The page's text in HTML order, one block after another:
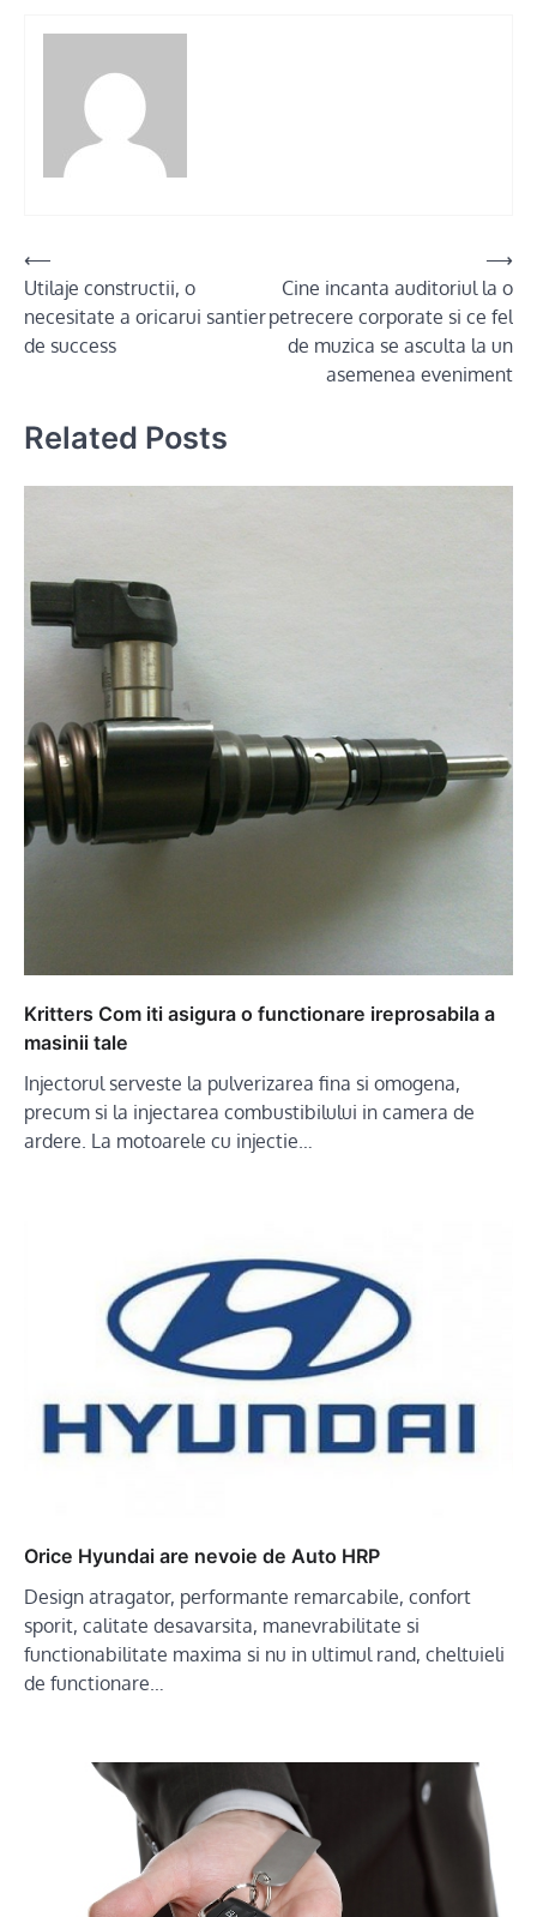
Post
navigation
⟵
Utilaje constructii, o
necesitate a oricarui santier
de success
Cine incanta auditoriul la o
petrecere corporate si ce fel
de muzica se asculta la un
asemenea eveniment
⟶
Related Posts
Kritters Com iti asigura o functionare ireprosabila a
masinii tale
Injectorul serveste la pulverizarea fina si omogena,
precum si la injectarea combustibilului in camera de
ardere. La motoarele cu injectie…
Orice Hyundai are nevoie de Auto HRP
Design atragator, performante remarcabile, confort
sporit, calitate desavarsita, manevrabilitate si
functionabilitate maxima si nu in ultimul rand, cheltuieli
de functionare…